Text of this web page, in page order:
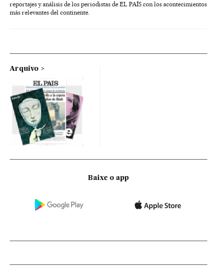
reportajes y análisis de los periodistas de EL PAÍS con los acontecimientos
más relevantes del continente.
Arquivo
Baixe o app